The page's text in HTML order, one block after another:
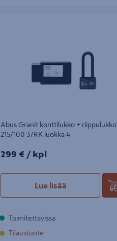
Abus Granit konttilukko + riippulukko
215/100 37RK luokka 4
299€/kpl
299 € / kpl
Lue lisää
Toimitettavissa
Tilaustuote